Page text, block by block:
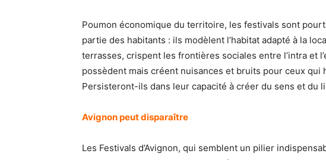
Poumon économique du territoire, les festivals sont
partie des habitants : ils modèlent l’habitat adapté à la
terrasses, crispent les frontières sociales entre l’intra et
possèdent mais créent nuisances et bruits pour ceux
Persisteront-ils dans leur capacité à créer du sens et du
Avignon peut disparaître
Les Festivals d’Avignon, qui semblent un pilier